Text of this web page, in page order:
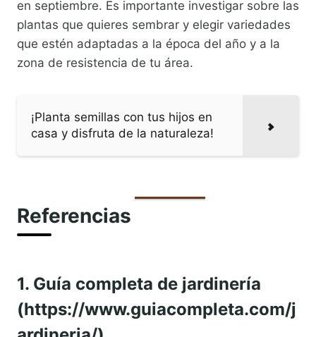
en septiembre. Es importante investigar sobre las
plantas que quieres sembrar y elegir variedades
que estén adaptadas a la época del año y a la
zona de resistencia de tu área.
¡Planta semillas con tus hijos en
casa y disfruta de la naturaleza!
Referencias
1. Guía completa de jardinería
(https://www.guiacompleta.com/j